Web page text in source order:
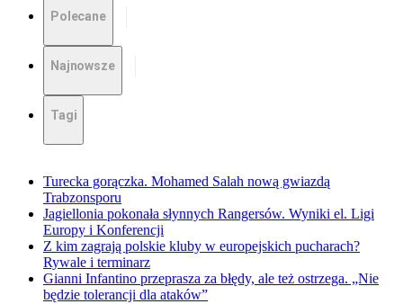
Polecane
Najnowsze
Tagi
Turecka gorączka. Mohamed Salah nową gwiazdą
Trabzonsporu
Jagiellonia pokonała słynnych Rangersów. Wyniki el. Ligi
Europy i Konferencji
Z kim zagrają polskie kluby w europejskich pucharach?
Rywale i terminarz
Gianni Infantino przeprasza za błędy, ale też ostrzega. „Nie
będzie tolerancji dla ataków”